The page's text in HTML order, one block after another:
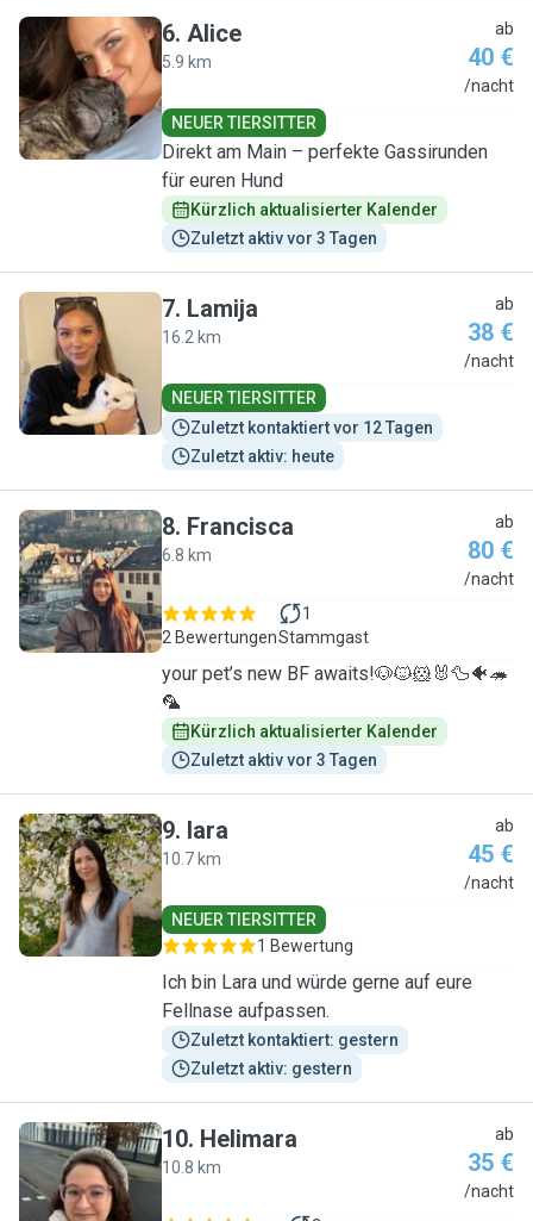
A
6. Alice
5.9 km
ab
40 €
/nacht
NEUER TIERSITTER
Direkt am Main – perfekte Gassirunden
für euren Hund
Kürzlich aktualisierter Kalender
Zuletzt aktiv vor 3 Tagen
L
7. Lamija
16.2 km
ab
38 €
/nacht
NEUER TIERSITTER
Zuletzt kontaktiert vor 12 Tagen
Zuletzt aktiv: heute
F
8. Francisca
6.8 km
ab
80 €
/nacht
2 Bewertungen
1
Stammgast
your pet’s new BF awaits!🐶🐱🐹🐰🦆🐠🦔
🦜
Kürzlich aktualisierter Kalender
Zuletzt aktiv vor 3 Tagen
L
9. lara
10.7 km
ab
45 €
/nacht
NEUER TIERSITTER
1 Bewertung
Ich bin Lara und würde gerne auf eure
Fellnase aufpassen.
Zuletzt kontaktiert: gestern
Zuletzt aktiv: gestern
H
10. Helimara
10.8 km
ab
35 €
/nacht